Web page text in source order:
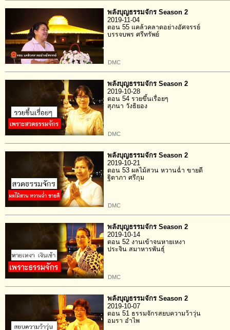
พลังบุญธรรมจักร Season 2
2019-11-04
ตอน 55 แคล้วคลาดอย่างอัศจรรย์
บรรจบพร ศรีทรัพย์
DMC
พลังบุญธรรมจักร Season 2
2019-10-28
ตอน 54 รวยขึ้นเรื่อยๆ
สุภนา วังธิยอง
DMC
พลังบุญธรรมจักร Season 2
2019-10-21
ตอน 53 ผลไม้สวน หวานฉ่ำ ขายดี
ฐิตาภา ศรีกุม
DMC
พลังบุญธรรมจักร Season 2
2019-10-14
ตอน 52 งานเข้าจนหายเหงา
ประจิน สมาหารพันธุ์
DMC
พลังบุญธรรมจักร Season 2
2019-10-07
ตอน 51 ธรรมจักรสยบความว้าวุ่น
อมรา อำไพ